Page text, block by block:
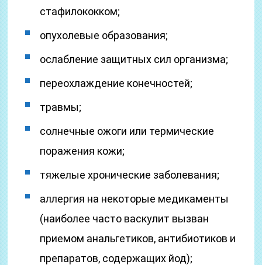
стафилококком;
опухолевые образования;
ослабление защитных сил организма;
переохлаждение конечностей;
травмы;
солнечные ожоги или термические
поражения кожи;
тяжелые хронические заболевания;
аллергия на некоторые медикаменты
(наиболее часто васкулит вызван
приемом анальгетиков, антибиотиков и
препаратов, содержащих йод);